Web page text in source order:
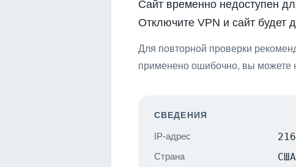
Сайт временно недоступен
Отключите VPN и сайт будет
Для повторной проверки
применено ошибочно, вы можете
СВЕДЕНИЯ
IP-адрес
Страна